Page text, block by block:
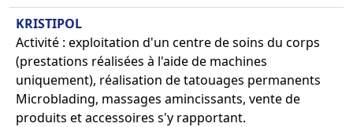
KRISTIPOL
Activité : exploitation d'un centre de soins du corps
(prestations réalisées à l'aide de machines
uniquement), réalisation de tatouages permanents
Microblading, massages amincissants, vente de
produits et accessoires s'y rapportant.